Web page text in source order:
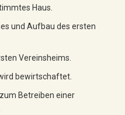
Haus.
und Aufbau des ersten
Vereinsheims.
bewirtschaftet.
Betreiben einer